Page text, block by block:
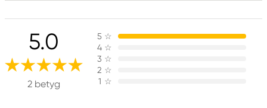
Ansvarig EU
Faber-Castell
Faber-Castell Ag
Nürnberger Straße 2
90546 Stein, Germany
5.0
2 betyg
5 ☆
4 ☆
3 ☆
2 ☆
1 ☆